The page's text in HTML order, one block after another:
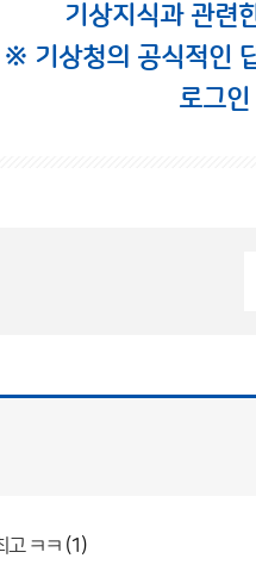
기상지식과 관련
※ 기상청의 공식적인
로그
고 ㅋㅋ (1)